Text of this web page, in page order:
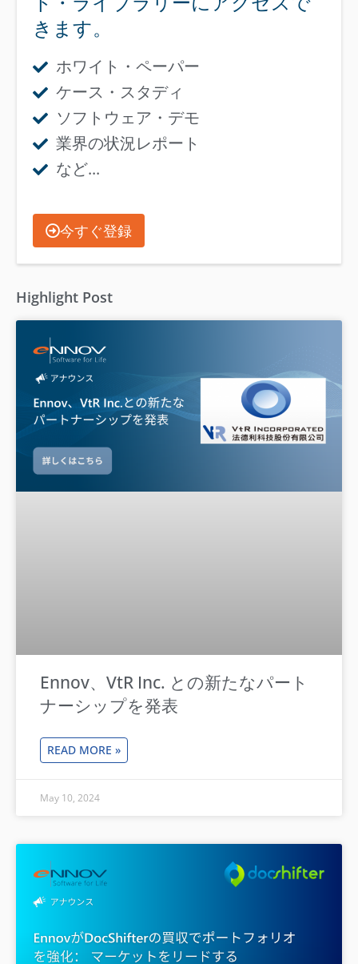
きます。
ホワイト・ペーパー
ケース・スタディ
ソフトウェア・デモ
業界の状況レポート
など...
今すぐ登録
Highlight Post
Ennov、VtR Inc. との新たなパート
ナーシップを発表
READ MORE »
May 10, 2024